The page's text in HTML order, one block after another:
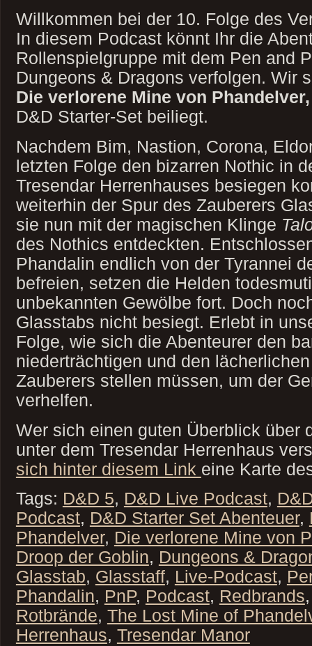
Willkommen bei der 10. Folge des
In diesem Podcast könnt Ihr die
Rollenspielgruppe mit dem Pen and
Dungeons & Dragons verfolgen. Wir
Die verlorene Mine von
D&D Starter-Set beiliegt.
Nachdem Bim, Nastion, Corona,
letzten Folge den bizarren Nothic in
Tresendar Herrenhauses besiegen
weiterhin der Spur des Zauberers
sie nun mit der magischen Klinge
des Nothics entdeckten.
Phandalin endlich von der Tyrannei
befreien, setzen die Helden
unbekannten Gewölbe fort. Doch
Glasstabs nicht besiegt. Erlebt in
Folge, wie sich die Abenteurer den
niederträchtigen und den
Zauberers stellen müssen, um der
verhelfen.
Wer sich einen guten Überblick über
unter dem Tresendar Herrenhaus
sich hinter diesem Link eine Karte
Tags: D&D 5, D&D Live Podcast,
Podcast, D&D Starter Set Abenteuer,
Phandelver, Die verlorene Mine von
Droop der Goblin, Dungeons &
Glasstab, Glasstaff, Live-Podcast,
Phandalin, PnP, Podcast, Redbrands
Rotbrände, The Lost Mine of
Herrenhaus, Tresendar Manor